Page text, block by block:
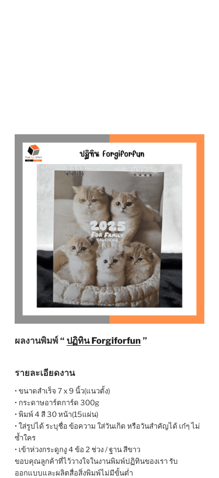
ผลงานพิมพ์ “ ปฏิทิน Forgiforfun ”
รายละเอียดงาน
• ขนาดสำเร็จ 7 x 9 นิ้ว(แนวตั้ง)
• กระดาษอาร์ตการ์ด 300g
• พิมพ์ 4 สี 30 หน้า(15แผ่น)
• ใส่รูปได้ ระบุชื่อ ข้อความ ใส่วันเกิด หรือวันสำคัญได้ เก๋ๆ ไม่
ซ้ำใคร
• เข้าห่วงกระดูกงู 4 ข้อ 2 ช่วง / ฐาน สีขาว
ขอบคุณลูกค้าที่ไว้วางใจในงานพิมพ์ปฏิทินของเรา รับ
ออกแบบและผลิตสื่อสิ่งพิมพ์ไม่มีขั้นต่ำ